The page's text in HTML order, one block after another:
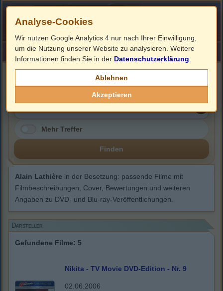
HOME ImpressumLinks
Alain Lathière
Mehr Treffer
Finden
Alain Lathière in der Besetzung: passende Filme mit
Filmbeschreibungen, Cover, Bewertungen und weiteren
Angaben zu DVD- und Blu-ray-Veröffentlichungen.
Darsteller
Gefundene Filme: 5
Nikita - TV Movie DVD-Edition - Nr. 9
02.06.2006
Analyse-Cookies
Wir nutzen Google Analytics 4 nur nach Ihrer Einwilligung,
um die Nutzung unserer Website zu analysieren. Weitere
Informationen finden Sie in der Datenschutzerklärung
Ablehnen
Akzeptieren